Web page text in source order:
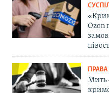
Ozon
Мить